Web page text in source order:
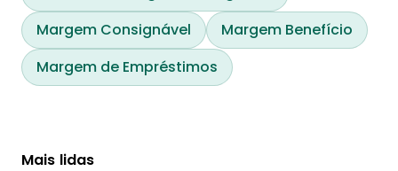
Margem Consignável
Margem Benefício
Margem de Empréstimos
Mais lidas